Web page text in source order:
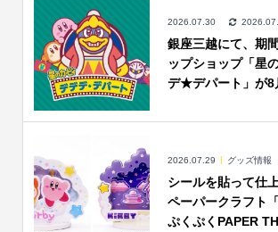
2026.07.30
銀座三越にて、期
ップショップ「星
デ★デパート」が8
2026.07.29 グッズ情報
シールを貼って仕
ペーパークラフト
ぷくぷくPAPER